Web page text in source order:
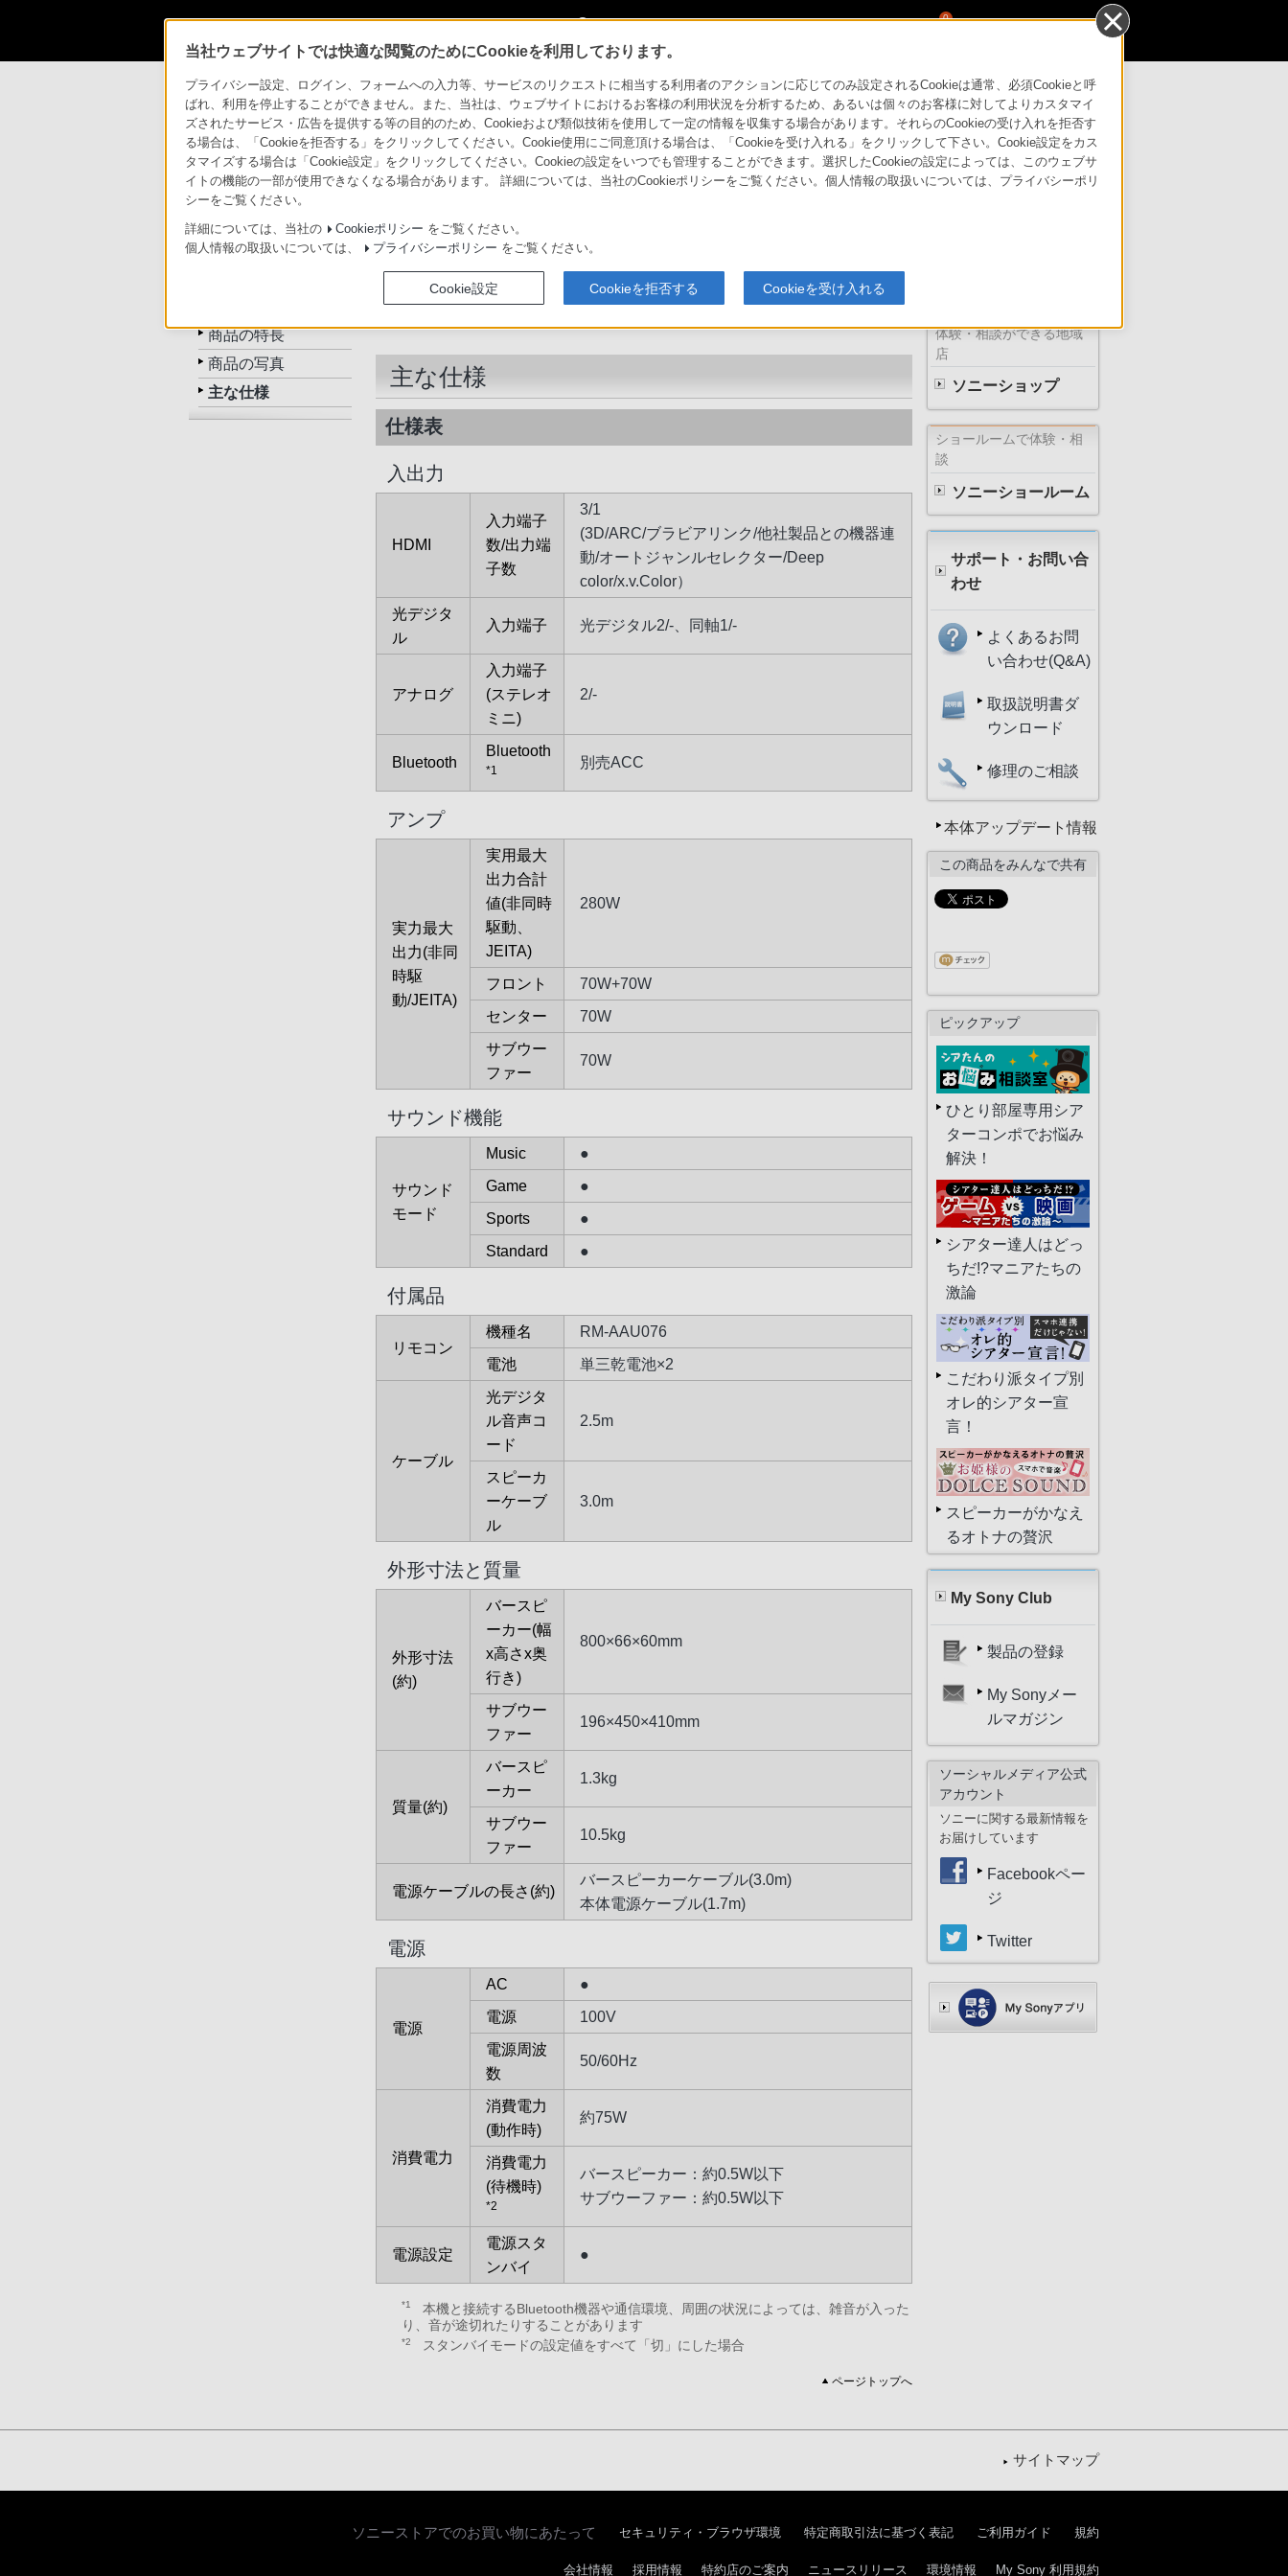
0
商品情報・ストア サウンドバー／ホームシアターシステム HT-CT150 主な仕様
サウンドバー／ホームシアターシステム サポート・お問い合わせ
トップ 商品一覧
商品の特長
商品の写真
主な仕様
ホームシアターシステム
HT-CT150
主な仕様
仕様表
入出力
HDMI
入力端子
数/出力端
子数
3/1
(3D/ARC/ブラビアリンク/他社製品との機器連
動/オートジャンルセレクター/Deep
color/x.v.Color）
光デジタ
ル
入力端子 光デジタル2/-、同軸1/-
アナログ
入力端子
(ステレオ
ミニ)
2/-
Bluetooth
Bluetooth
*1 別売ACC
アンプ
実力最大
出力(非同
時駆
動/JEITA)
実用最大
出力合計
値(非同時
駆動、
JEITA)
280W
フロント
70W+70W
センター
70W
サブウー
ファー
70W
サウンド機能
サウンド
モード
Music
●
Game
●
Sports
●
Standard
●
付属品
リモコン
機種名
RM-AAU076
電池
単三乾電池×2
ケーブル
光デジタ
ル音声コ
ード
2.5m
スピーカ
ーケーブ
ル
3.0m
外形寸法と質量
外形寸法
(約)
バースピ
ーカー(幅
x高さx奥
行き)
800×66×60mm
サブウー
ファー
196×450×410mm
質量(約)
バースピ
ーカー
1.3kg
サブウー
ファー
10.5kg
電源ケーブルの長さ(約)
バースピーカーケーブル(3.0m)
本体電源ケーブル(1.7m)
電源
電源
AC
●
電源
100V
電源周波
数
50/60Hz
消費電力
消費電力
(動作時)
約75W
消費電力
(待機時)
*2
バースピーカー：約0.5W以下
サブウーファー：約0.5W以下
電源設定
電源スタ
ンバイ
●
*1
本機と接続するBluetooth機器や通信環境、周囲の状況によっては、雑音が入った
り、音が途切れたりすることがあります
*2 スタンバイモードの設定値をすべて「切」にした場合
ページトップへ
体験・相談ができる地域
店
ソニーショップ
ショールームで体験・相
談
ソニーショールーム
サポート・お問い合
わせ
よくあるお問
い合わせ(Q&A)
取扱説明書ダ
ウンロード
修理のご相談
本体アップデート情報
この商品をみんなで共有
ピックアップ
ひとり部屋専用シア
ターコンポでお悩み
解決！
シアター達人はどっ
ちだ!?マニアたちの
激論
こだわり派タイプ別
オレ的シアター宣
言！
スピーカーがかなえ
るオトナの贅沢
My Sony Club
製品の登録
My Sonyメー
ルマガジン
ソーシャルメディア公式
アカウント
ソニーに関する最新情報を
お届けしています
Facebookペー
ジ
Twitter
サイトマップ
ソニーストアでのお買い物にあたって セキュリティ・ブラウザ環境 特定商取引法に基づく表記 ご利用ガイド 規約
会社情報 採用情報 特約店のご案内 ニュースリリース 環境情報 My Sony 利用規約
当社ウェブサイトでは快適な閲覧のためにCookieを利用しております。
プライバシー設定、ログイン、フォームへの入力等、サービスのリクエストに相当する利用者のアクションに応じてのみ設定されるCookieは通常、必須Cookieと呼
ばれ、利用を停止することができません。また、当社は、ウェブサイトにおけるお客様の利用状況を分析するため、あるいは個々のお客様に対してよりカスタマイ
ズされたサービス・広告を提供する等の目的のため、Cookieおよび類似技術を使用して一定の情報を収集する場合があります。それらのCookieの受け入れを拒否す
る場合は、「Cookieを拒否する」をクリックしてください。Cookie使用にご同意頂ける場合は、「Cookieを受け入れる」をクリックして下さい。Cookie設定をカス
タマイズする場合は「Cookie設定」をクリックしてください。Cookieの設定をいつでも管理することができます。選択したCookieの設定によっては、このウェブサ
イトの機能の一部が使用できなくなる場合があります。 詳細については、当社のCookieポリシーをご覧ください。個人情報の取扱いについては、プライバシーポリ
シーをご覧ください。
詳細については、当社の Cookieポリシー をご覧ください。
個人情報の取扱いについては、
プライバシーポリシー をご覧ください。
Cookie設定 Cookieを拒否する Cookieを受け入れる